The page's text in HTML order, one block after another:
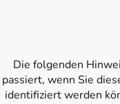
Die folgenden
passiert, wenn Sie
identifiziert werden